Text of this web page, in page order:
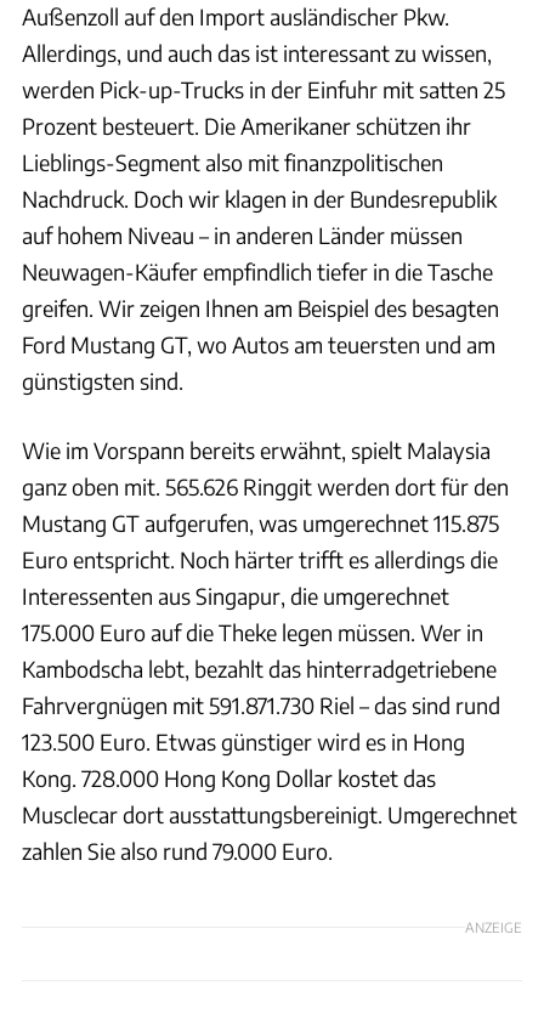
Außenzoll auf den Import ausländischer Pkw.
Allerdings, und auch das ist interessant zu wissen,
werden Pick-up-Trucks in der Einfuhr mit satten 25
Prozent besteuert. Die Amerikaner schützen ihr
Lieblings-Segment also mit finanzpolitischen
Nachdruck. Doch wir klagen in der Bundesrepublik
auf hohem Niveau – in anderen Länder müssen
Neuwagen-Käufer empfindlich tiefer in die Tasche
greifen. Wir zeigen Ihnen am Beispiel des besagten
Ford Mustang GT, wo Autos am teuersten und am
günstigsten sind.
Wie im Vorspann bereits erwähnt, spielt Malaysia
ganz oben mit. 565.626 Ringgit werden dort für den
Mustang GT aufgerufen, was umgerechnet 115.875
Euro entspricht. Noch härter trifft es allerdings die
Interessenten aus Singapur, die umgerechnet
175.000 Euro auf die Theke legen müssen. Wer in
Kambodscha lebt, bezahlt das hinterradgetriebene
Fahrvergnügen mit 591.871.730 Riel – das sind rund
123.500 Euro. Etwas günstiger wird es in Hong
Kong. 728.000 Hong Kong Dollar kostet das
Musclecar dort ausstattungsbereinigt. Umgerechnet
zahlen Sie also rund 79.000 Euro.
ANZEIGE